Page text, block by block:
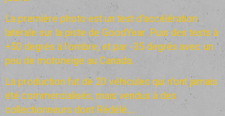
La première photo est un test d'accélération
latérale sur la piste de GoodYear. Puis des tests à
+50 degrés à l'ombre, et par -35 degrés avec un
peu de motoneige au Canada.
La production fut de 20 véhicules qui n'ont jamais
été commercialisés, mais vendus à des
collectionneurs dont Rédélé....